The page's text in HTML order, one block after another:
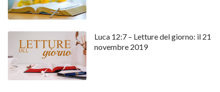
Luca 12:7 – Letture del giorno: il 21
novembre 2019